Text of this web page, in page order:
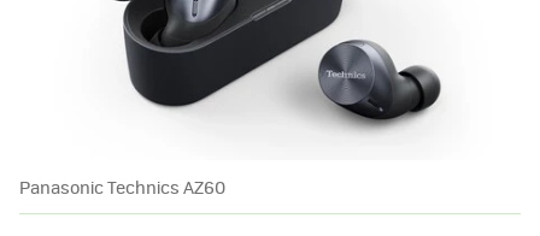
Panasonic Technics AZ60